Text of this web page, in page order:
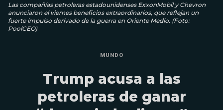
Las compañías petroleras estadounidenses ExxonMobil y Chevron
anunciaron el viernes beneficios extraordinarios, que reflejan un
fuerte impulso derivado de la guerra en Oriente Medio. (Foto:
PoolCEO)
MUNDO
Trump acusa a las
petroleras de ganar